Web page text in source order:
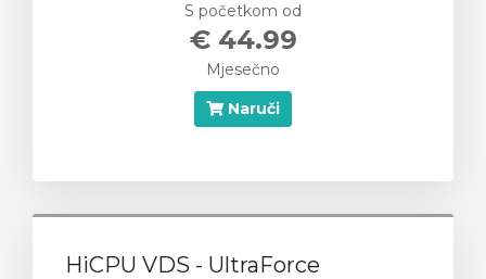
S početkom od
€ 44.99
Mjesečno
Naruči
HiCPU VDS - UltraForce